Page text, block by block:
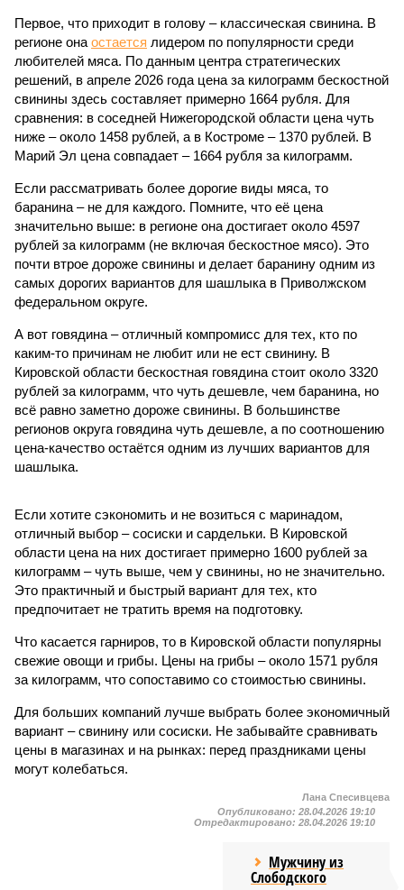
Первое, что приходит в голову – классическая свинина. В
регионе она остается лидером по популярности среди
любителей мяса. По данным центра стратегических
решений, в апреле 2026 года цена за килограмм бескостной
свинины здесь составляет примерно 1664 рубля. Для
сравнения: в соседней Нижегородской области цена чуть
ниже – около 1458 рублей, а в Костроме – 1370 рублей. В
Марий Эл цена совпадает – 1664 рубля за килограмм.
Если рассматривать более дорогие виды мяса, то
баранина – не для каждого. Помните, что её цена
значительно выше: в регионе она достигает около 4597
рублей за килограмм (не включая бескостное мясо). Это
почти втрое дороже свинины и делает баранину одним из
самых дорогих вариантов для шашлыка в Приволжском
федеральном округе.
А вот говядина – отличный компромисс для тех, кто по
каким-то причинам не любит или не ест свинину. В
Кировской области бескостная говядина стоит около 3320
рублей за килограмм, что чуть дешевле, чем баранина, но
всё равно заметно дороже свинины. В большинстве
регионов округа говядина чуть дешевле, а по соотношению
цена-качество остаётся одним из лучших вариантов для
шашлыка.
Если хотите сэкономить и не возиться с маринадом,
отличный выбор – сосиски и сардельки. В Кировской
области цена на них достигает примерно 1600 рублей за
килограмм – чуть выше, чем у свинины, но не значительно.
Это практичный и быстрый вариант для тех, кто
предпочитает не тратить время на подготовку.
Что касается гарниров, то в Кировской области популярны
свежие овощи и грибы. Цены на грибы – около 1571 рубля
за килограмм, что сопоставимо со стоимостью свинины.
Для больших компаний лучше выбрать более экономичный
вариант – свинину или сосиски. Не забывайте сравнивать
цены в магазинах и на рынках: перед праздниками цены
могут колебаться.
Лана Спесивцева
Опубликовано: 28.04.2026 19:10
Отредактировано: 28.04.2026 19:10
Мужчину из
Слободского